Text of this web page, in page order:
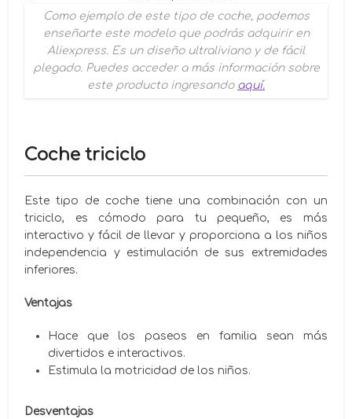
Como ejemplo de este tipo de coche, podemos
enseñarte este modelo que podrás adquirir en
Aliexpress. Es un diseño ultraliviano y de fácil
plegado. Puedes acceder a más información sobre
este producto ingresando aquí.
Coche triciclo
Este tipo de coche tiene una combinación con un
triciclo, es cómodo para tu pequeño, es más
interactivo y fácil de llevar y proporciona a los niños
independencia y estimulación de sus extremidades
inferiores.
Ventajas
Hace que los paseos en familia sean más
divertidos e interactivos.
Estimula la motricidad de los niños.
Desventajas